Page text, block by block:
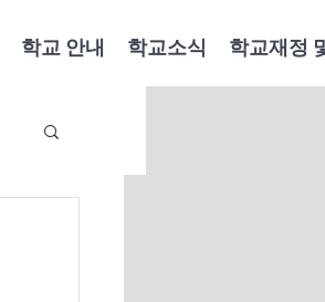
학교 안내 학교소식 학교재정